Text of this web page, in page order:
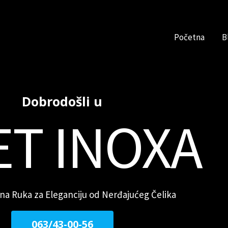
Početna
Dobrodošli u
INOXA
Ruka za Eleganciju od Nerđajućeg Čelika
063/43-00-56